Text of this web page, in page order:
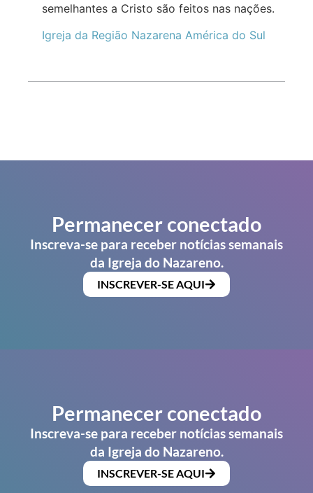
semelhantes a Cristo são feitos nas nações.
Igreja da Região Nazarena América do Sul
Permanecer conectado
Inscreva-se para receber notícias semanais
da Igreja do Nazareno.
INSCREVER-SE AQUI
Permanecer conectado
Inscreva-se para receber notícias semanais
da Igreja do Nazareno.
INSCREVER-SE AQUI